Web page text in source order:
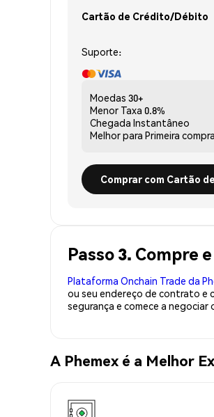
Cartão de Crédito/Débito
Suporte:
Moedas 30+
Menor Taxa 0.8%
Chegada Instantâneo
Melhor para Primeira
Comprar com Cartão
Passo 3. Compre
Plataforma Onchain Trade da
ou seu endereço de contrato e
segurança e comece a negociar
A Phemex é a Melhor